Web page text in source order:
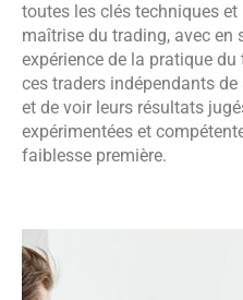
toutes les clés techniques
maîtrise du trading, avec en
expérience de la pratique du
ces traders indépendants
et de voir leurs résultats
expérimentées et
faiblesse première.